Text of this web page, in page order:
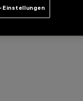
Einstellungen